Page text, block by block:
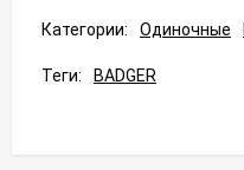
Категории: Одиночные
Теги: BADGER